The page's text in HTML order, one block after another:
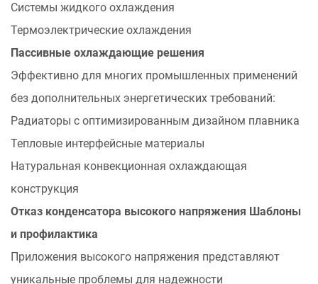
Системы жидкого охлаждения
Термоэлектрические охлаждения
Пассивные охлаждающие решения
Эффективно для многих промышленных применений
без дополнительных энергетических требований:
Радиаторы с оптимизированным дизайном плавника
Тепловые интерфейсные материалы
Натуральная конвекционная охлаждающая
конструкция
Отказ конденсатора высокого напряжения Шаблоны
и профилактика
Приложения высокого напряжения представляют
уникальные проблемы для надежности